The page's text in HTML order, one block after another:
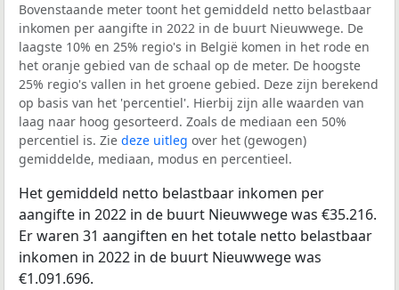
Bovenstaande meter toont het gemiddeld netto belastbaar
inkomen per aangifte in 2022 in de buurt Nieuwwege. De
laagste 10% en 25% regio's in België komen in het rode en
het oranje gebied van de schaal op de meter. De hoogste
25% regio's vallen in het groene gebied. Deze zijn berekend
op basis van het 'percentiel'. Hierbij zijn alle waarden van
laag naar hoog gesorteerd. Zoals de mediaan een 50%
percentiel is. Zie deze uitleg over het (gewogen)
gemiddelde, mediaan, modus en percentieel.
Het gemiddeld netto belastbaar inkomen per
aangifte in 2022 in de buurt Nieuwwege was €35.216.
Er waren 31 aangiften en het totale netto belastbaar
inkomen in 2022 in de buurt Nieuwwege was
€1.091.696.